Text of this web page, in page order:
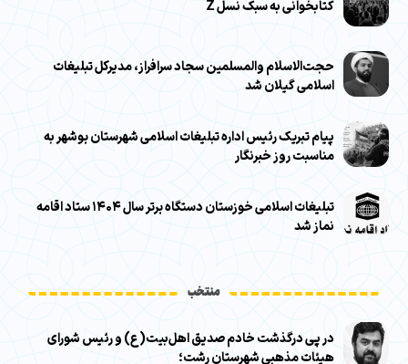
کتابخوانی به سبک نسل Z
حجت‌الاسلام والمسلمین سجاد سرافراز، مدیرکل تبلیغات
اسلامی گیلان شد
پیام تبریک رئیس اداره تبلیغات اسلامی شهرستان بوشهر به
مناسبت روز خبرنگار
تبلیغات اسلامی خوزستان دستگاه برتر سال ۱۴۰۴ ستاد اقامه
نماز شد
منتخب
در پی درگذشت خادم صدیق اهل‌بیت(ع) و رئیس شورای
هیئات مذهبی شهرستان رشت؛